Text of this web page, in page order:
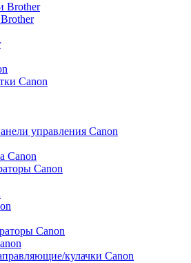
Brother
Canon
управления Canon
Canon
Canon
Canon
кулачки Canon